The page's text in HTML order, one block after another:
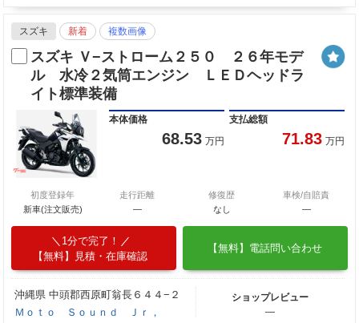
スズキ 新着 複数画像
スズキ Ｖ−ストローム２５０ ２６年モデ
ル 水冷２気筒エンジン ＬＥＤヘッドラ
イト標準装備
本体価格
68.53 万円
支払総額
71.83 万円
初度登録年
新車(注文販売)
走行距離
―
修復歴
なし
車検/自賠責
―
1分で完了！
【無料】見積・在庫確認
【無料】電話問い合わせ
沖縄県 中頭郡西原町翁長６４４−２
Ｍｏｔｏ Ｓｏｕｎｄ Ｊｒ，
ショップレビュー
―